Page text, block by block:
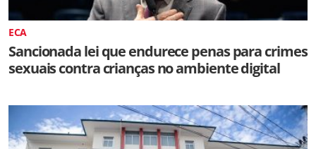
ECA
Sancionada lei que endurece penas para crimes
sexuais contra crianças no ambiente digital